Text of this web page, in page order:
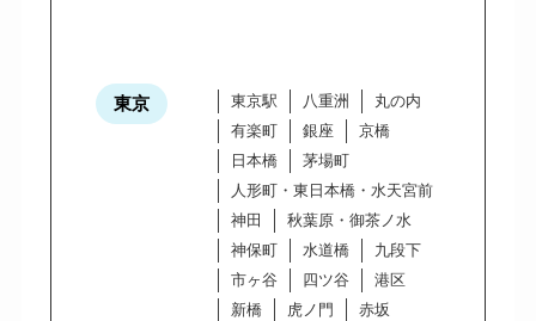
東京 東京駅 八重洲
丸の内
有楽町
銀座
京橋
日本橋
茅場町
人形町・東日本橋・水天宮前
神田
秋葉原・御茶ノ水
神保町
水道橋
九段下
市ヶ谷
四ツ谷
港区
新橋
虎ノ門
赤坂